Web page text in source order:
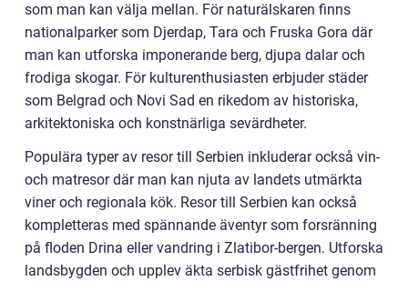
som man kan välja mellan. För naturälskaren finns
nationalparker som Djerdap, Tara och Fruska Gora där
man kan utforska imponerande berg, djupa dalar och
frodiga skogar. För kulturenthusiasten erbjuder städer
som Belgrad och Novi Sad en rikedom av historiska,
arkitektoniska och konstnärliga sevärdheter.
Populära typer av resor till Serbien inkluderar också vin-
och matresor där man kan njuta av landets utmärkta
viner och regionala kök. Resor till Serbien kan också
kompletteras med spännande äventyr som forsränning
på floden Drina eller vandring i Zlatibor-bergen. Utforska
landsbygden och upplev äkta serbisk gästfrihet genom